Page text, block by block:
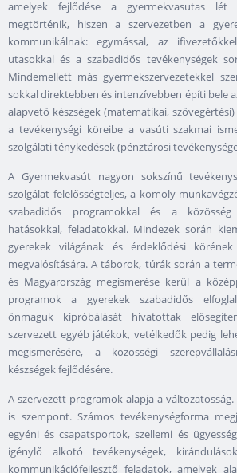
amelyek fejlődése a gyermekvasutas
megtörténik, hiszen a szervezetben a
kommunikálnak: egymással, az
utasokkal és a szabadidős tevékenységek
Mindemellett más gyermekszervezetekkel
sokkal direktebben és intenzívebben építi bele
alapvető készségek (matematikai,
a tevékenységi köreibe a vasúti szakmai
szolgálati ténykedések (pénztárosi
A Gyermekvasút nagyon sokszínű
szolgálat felelősségteljes, a komoly
szabadidős programokkal és a
hatásokkal, feladatokkal. Mindezek során
gyerekek világának és érdeklődési
megvalósítására. A táborok, túrák során a
és Magyarország megismerése kerül a
programok a gyerekek szabadidős
önmaguk kipróbálását hivatottak
szervezett egyéb játékok, vetélkedők pedig
megismerésére, a közösségi
készségek fejlődésére.
A szervezett programok alapja a
is szempont. Számos tevékenységforma
egyéni és csapatsportok, szellemi és
igénylő alkotó tevékenységek,
kommunikációfejlesztő feladatok, amelyek